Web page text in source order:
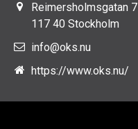
Reimersholmsgatan 7
117 40 Stockholm
info@oks.nu
https://www.oks.nu/